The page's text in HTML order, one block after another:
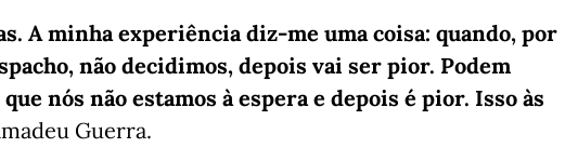
A minha experiência diz-me uma coisa: quando, por
não decidimos, depois vai ser pior. Podem
nós não estamos à espera e depois é pior. Isso às
Guerra.